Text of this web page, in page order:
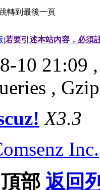
轉到最後一頁
|若要引述本站內容，必須
10 21:09
,
X3.3
Inc.
部 返回